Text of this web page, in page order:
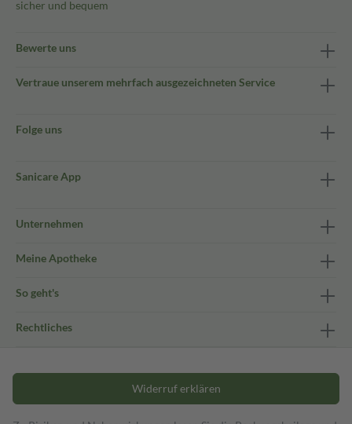
sicher und bequem
Bewerte uns
Vertraue unserem mehrfach ausgezeichneten Service
Folge uns
Sanicare App
Unternehmen
Meine Apotheke
So geht's
Rechtliches
Widerruf erklären